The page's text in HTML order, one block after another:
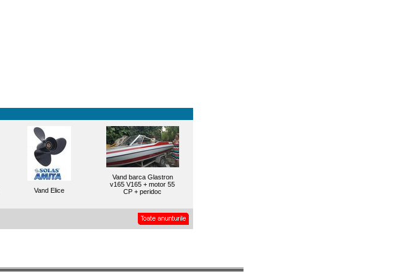
Vand Elice
Vand barca Glastron
v165 V165 + motor 55
CP + peridoc